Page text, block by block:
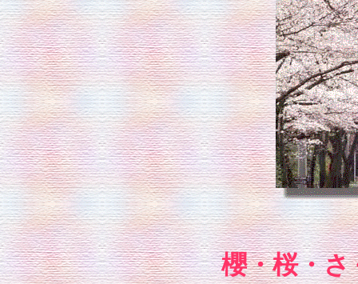
櫻・桜・